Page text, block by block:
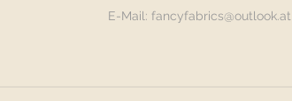
E-Mail: fancyfabrics@outlook.at